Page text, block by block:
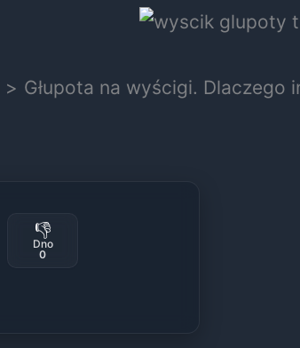
Głupota na wyścigi.
👎
Dno
0